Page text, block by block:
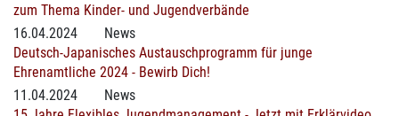
zum Thema Kinder- und Jugendverbände
16.04.2024
News
Deutsch-Japanisches Austauschprogramm für junge
Ehrenamtliche 2024 - Bewirb Dich!
11.04.2024
News